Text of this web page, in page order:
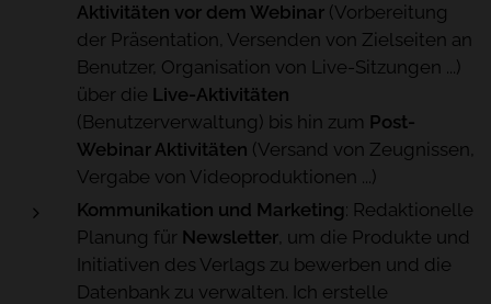
Aktivitäten vor dem Webinar (Vorbereitung
der Präsentation, Versenden von Zielseiten an
Benutzer, Organisation von Live-Sitzungen ...)
über die Live-Aktivitäten
(Benutzerverwaltung) bis hin zum Post-
Webinar Aktivitäten (Versand von Zeugnissen,
Vergabe von Videoproduktionen ...)
Kommunikation und Marketing: Redaktionelle
Planung für Newsletter , um die Produkte und
Initiativen des Verlags zu bewerben und die
Datenbank zu verwalten. Ich erstelle